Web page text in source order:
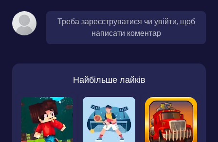
Треба зареєструватися чи увійти, щоб
написати коментар
Найбільше лайків